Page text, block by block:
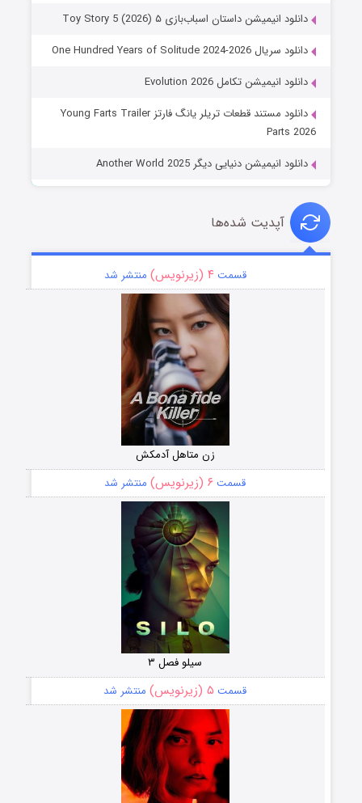
دانلود انیمیشن داستان اسباب‌بازی ۵ Toy Story 5 (2026)
دانلود سریال One Hundred Years of Solitude 2024-2026
دانلود انیمیشن تکامل Evolution 2026
دانلود مستند قطعات تریلر یانگ فارتز Young Farts Trailer
Parts 2026
دانلود انیمیشن دنیایی دیگر Another World 2025
آپدیت شده‌ها
قسمت۴ (زیرنویس) منتشر شد
زن متاهل آدمکش
قسمت ۶ (زیرنویس) منتشر شد
سیلو فصل ۳
قسمت ۵ (زیرنویس) منتشر شد